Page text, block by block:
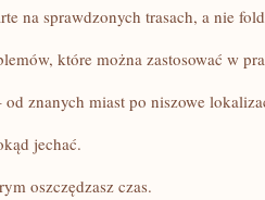
na sprawdzonych trasach, a nie
które można zastosować w
znanych miast po niszowe
jechać.
oszczędzasz czas.